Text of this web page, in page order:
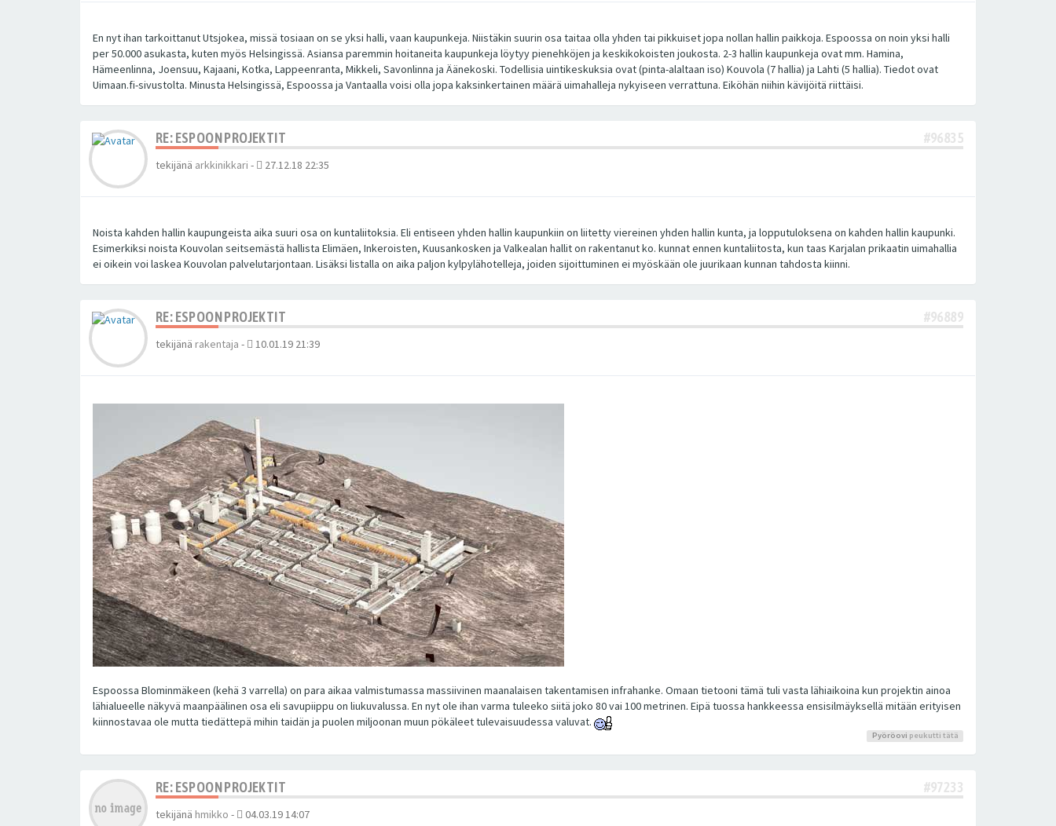
En nyt ihan tarkoittanut Utsjokea, missä tosiaan on se yksi halli, vaan kaupunkeja. Niistäkin suurin osa taitaa olla yhden tai pikkuiset jopa nollan hallin paikkoja. Espoossa on noin yksi halli
per 50.000 asukasta, kuten myös Helsingissä. Asiansa paremmin hoitaneita kaupunkeja löytyy pienehköjen ja keskikokoisten joukosta. 2-3 hallin kaupunkeja ovat mm. Hamina,
Hämeenlinna, Joensuu, Kajaani, Kotka, Lappeenranta, Mikkeli, Savonlinna ja Äänekoski. Todellisia uintikeskuksia ovat (pinta-alaltaan iso) Kouvola (7 hallia) ja Lahti (5 hallia). Tiedot ovat
Uimaan.fi-sivustolta. Minusta Helsingissä, Espoossa ja Vantaalla voisi olla jopa kaksinkertainen määrä uimahalleja nykyiseen verrattuna. Eiköhän niihin kävijöitä riittäisi.
RE: ESPOON PROJEKTIT #96835
tekijänä arkkinikkari - 27.12.18 22:35
Noista kahden hallin kaupungeista aika suuri osa on kuntaliitoksia. Eli entiseen yhden hallin kaupunkiin on liitetty viereinen yhden hallin kunta, ja lopputuloksena on kahden hallin kaupunki.
Esimerkiksi noista Kouvolan seitsemästä hallista Elimäen, Inkeroisten, Kuusankosken ja Valkealan hallit on rakentanut ko. kunnat ennen kuntaliitosta, kun taas Karjalan prikaatin uimahallia
ei oikein voi laskea Kouvolan palvelutarjontaan. Lisäksi listalla on aika paljon kylpylähotelleja, joiden sijoittuminen ei myöskään ole juurikaan kunnan tahdosta kiinni.
RE: ESPOON PROJEKTIT #96889
tekijänä rakentaja - 10.01.19 21:39
Espoossa Blominmäkeen (kehä 3 varrella) on para aikaa valmistumassa massiivinen maanalaisen takentamisen infrahanke. Omaan tietooni tämä tuli vasta lähiaikoina kun projektin ainoa
lähialueelle näkyvä maanpäälinen osa eli savupiippu on liukuvalussa. En nyt ole ihan varma tuleeko siitä joko 80 vai 100 metrinen. Eipä tuossa hankkeessa ensisilmäyksellä mitään erityisen
kiinnostavaa ole mutta tiedättepä mihin taidän ja puolen miljoonan muun pökäleet tulevaisuudessa valuvat.
Pyöröovi peukutti tätä
RE: ESPOON PROJEKTIT #97233
tekijänä hmikko - 04.03.19 14:07